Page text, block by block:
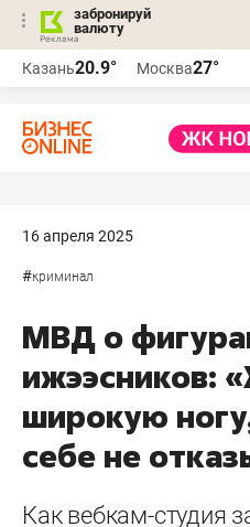
забронируй
валюту
Казань20.9° Москва27°
16 апреля 2025
#криминал
МВД о
ижээсников:
широкую
себе не
Как вебкам-студия